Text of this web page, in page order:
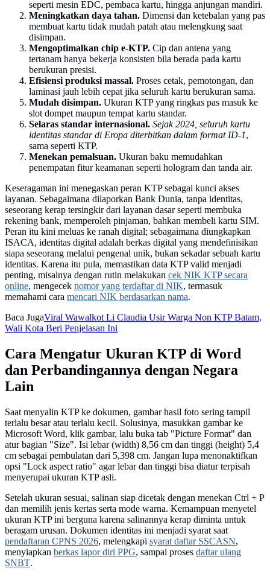
seperti mesin EDC, pembaca kartu, hingga anjungan mandiri.
Meningkatkan daya tahan. Dimensi dan ketebalan yang pas
membuat kartu tidak mudah patah atau melengkung saat
disimpan.
Mengoptimalkan chip e-KTP. Cip dan antena yang
tertanam hanya bekerja konsisten bila berada pada kartu
berukuran presisi.
Efisiensi produksi massal. Proses cetak, pemotongan, dan
laminasi jauh lebih cepat jika seluruh kartu berukuran sama.
Mudah disimpan. Ukuran KTP yang ringkas pas masuk ke
slot dompet maupun tempat kartu standar.
Selaras standar internasional. Sejak 2024, seluruh kartu
identitas standar di Eropa diterbitkan dalam format ID-1,
sama seperti KTP.
Menekan pemalsuan. Ukuran baku memudahkan
penempatan fitur keamanan seperti hologram dan tanda air.
Keseragaman ini menegaskan peran KTP sebagai kunci akses
layanan. Sebagaimana dilaporkan Bank Dunia, tanpa identitas,
seseorang kerap tersingkir dari layanan dasar seperti membuka
rekening bank, memperoleh pinjaman, bahkan membeli kartu SIM.
Peran itu kini meluas ke ranah digital; sebagaimana diungkapkan
ISACA, identitas digital adalah berkas digital yang mendefinisikan
siapa seseorang melalui pengenal unik, bukan sekadar sebuah kartu
identitas. Karena itu pula, memastikan data KTP valid menjadi
penting, misalnya dengan rutin melakukan cek NIK KTP secara
online, mengecek nomor yang terdaftar di NIK, termasuk
memahami cara mencari NIK berdasarkan nama.
Baca JugaViral Wawalkot Li Claudia Usir Warga Non KTP Batam,
Wali Kota Beri Penjelasan Ini
Cara Mengatur Ukuran KTP di Word
dan Perbandingannya dengan Negara
Lain
Saat menyalin KTP ke dokumen, gambar hasil foto sering tampil
terlalu besar atau terlalu kecil. Solusinya, masukkan gambar ke
Microsoft Word, klik gambar, lalu buka tab "Picture Format" dan
atur bagian "Size". Isi lebar (width) 8,56 cm dan tinggi (height) 5,4
cm sebagai pembulatan dari 5,398 cm. Jangan lupa menonaktifkan
opsi "Lock aspect ratio" agar lebar dan tinggi bisa diatur terpisah
menyerupai ukuran KTP asli.
Setelah ukuran sesuai, salinan siap dicetak dengan menekan Ctrl + P
dan memilih jenis kertas serta mode warna. Kemampuan menyetel
ukuran KTP ini berguna karena salinannya kerap diminta untuk
beragam urusan. Dokumen identitas ini menjadi syarat saat
pendaftaran CPNS 2026, melengkapi syarat daftar SSCASN,
menyiapkan berkas lapor diri PPG, sampai proses daftar ulang
SNBT.